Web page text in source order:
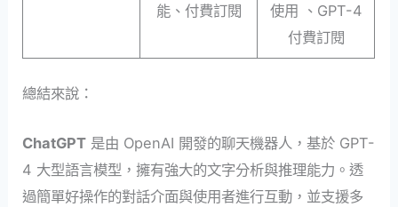
能、付費訂閱
使用 、GPT-4
付費訂閱
總結來說：
ChatGPT 是由 OpenAI 開發的聊天機器人，基於 GPT-
4 大型語言模型，擁有強大的文字分析與推理能力。透
過簡單好操作的對話介面與使用者進行互動，並支援多